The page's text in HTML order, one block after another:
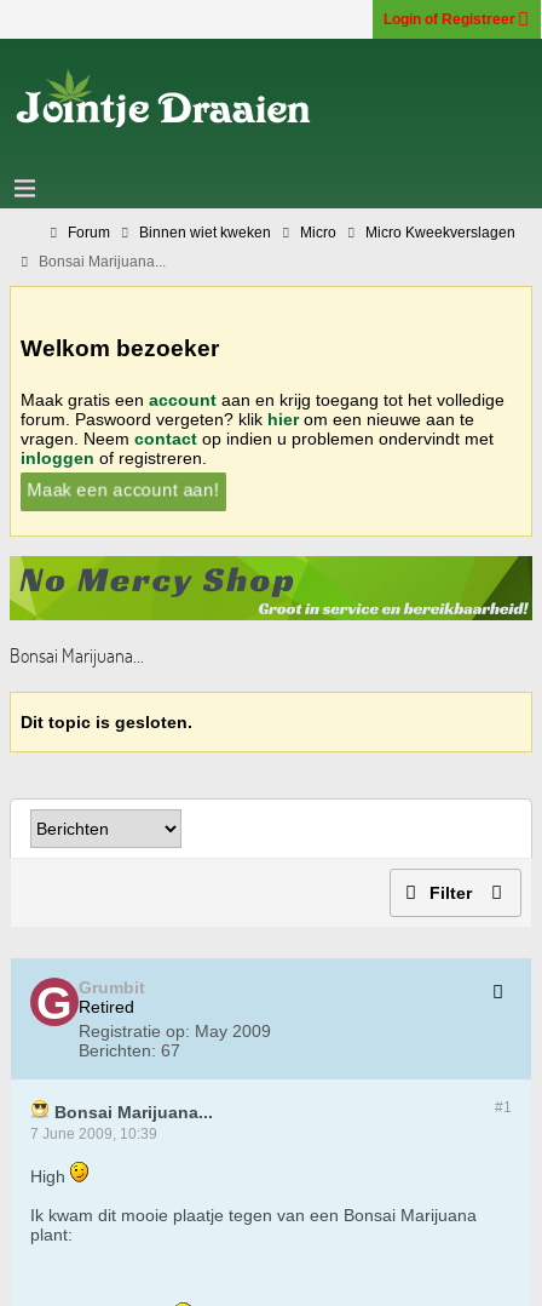
Login of Registreer
Forum Binnen wiet kweken Micro
Micro Kweekverslagen
Bonsai Marijuana...
Welkom bezoeker
Maak gratis een account aan en krijg toegang tot het volledige
forum. Paswoord vergeten? klik hierom een nieuwe aan te
vragen. Neem contact op indien u problemen ondervindt met
inloggen of registreren.
Maak een account aan!
Bonsai Marijuana...
Dit topic is gesloten.
Filter
Grumbit
Retired
Registratie op: May 2009
Berichten: 67
#1
Bonsai Marijuana...
7 June 2009, 10:39
High
Ik kwam dit mooie plaatje tegen van een Bonsai Marijuana
plant: